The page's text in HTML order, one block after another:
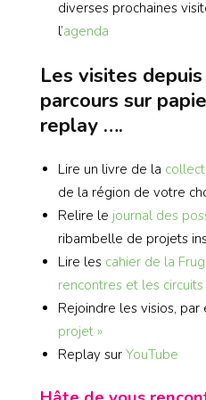
diverses prochaines
l’agenda
Les visites
parcours sur
replay ….
Lire un livre de la
de la région de votre
Relire le journal des
ribambelle de projets
Lire les cahier de la
rencontres et les
Rejoindre les visios,
projet »
Replay sur YouTube